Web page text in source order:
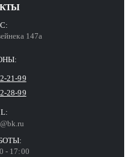
147а
21-99
28-99
- 17:00